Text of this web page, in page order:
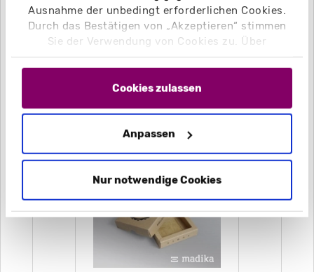
Ausnahme der unbedingt erforderlichen Cookies.
Durch das Bestätigen von „Akzeptieren“ stimmen
Sie der Verwendung von Cookies zu. Über
„Einstellungen“ können Sie auswählen, welche
Cookies Sie zulassen. Hier finden Sie unser
und unsereDatenschutzerklärung
Cookies zulassen
Anpassen
Nur notwendige Cookies
hochwertigen
Schmuckverpackungen
aus Karton richtig in
SCHMUCKVERPACKUNG
Naturkartonverpack